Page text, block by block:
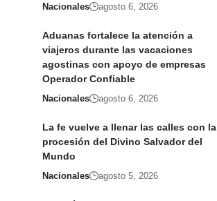
Nacionales agosto 6, 2026
Aduanas fortalece la atención a
viajeros durante las vacaciones
agostinas con apoyo de empresas
Operador Confiable
Nacionales agosto 6, 2026
La fe vuelve a llenar las calles con la
procesión del Divino Salvador del
Mundo
Nacionales agosto 5, 2026